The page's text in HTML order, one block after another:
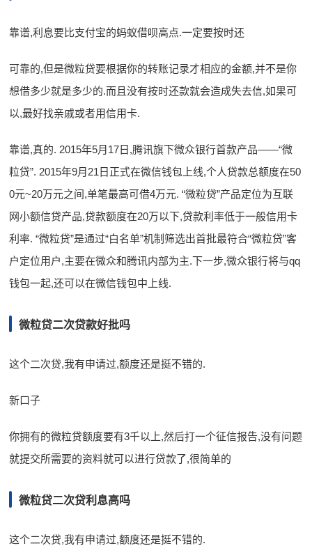
靠谱,利息要比支付宝的蚂蚁借呗高点.一定要按时还
可靠的,但是微粒贷要根据你的转账记录才相应的金额,并不是你
想借多少就是多少的.而且没有按时还款就会造成失去信,如果可
以,最好找亲戚或者用信用卡.
靠谱,真的. 2015年5月17日,腾讯旗下微众银行首款产品——“微
粒贷”. 2015年9月21日正式在微信钱包上线,个人贷款总额度在50
0元~20万元之间,单笔最高可借4万元. “微粒贷”产品定位为互联
网小额信贷产品,贷款额度在20万以下,贷款利率低于一般信用卡
利率. “微粒贷”是通过“白名单”机制筛选出首批最符合“微粒贷”客
户定位用户,主要在微众和腾讯内部为主.下一步,微众银行将与qq
钱包一起,还可以在微信钱包中上线.
微粒贷二次贷款好批吗
这个二次贷,我有申请过,额度还是挺不错的.
新口子
你拥有的微粒贷额度要有3千以上,然后打一个征信报告,没有问题
就提交所需要的资料就可以进行贷款了,很简单的
微粒贷二次贷利息高吗
这个二次贷,我有申请过,额度还是挺不错的.